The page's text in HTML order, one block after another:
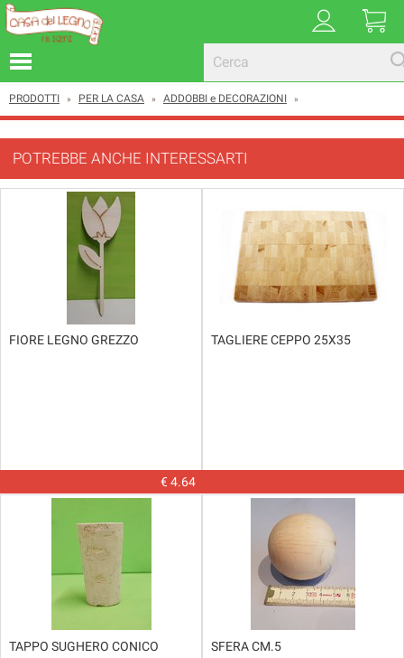
PRODOTTI » PER LA CASA » ADDOBBI e DECORAZIONI »
POTREBBE ANCHE INTERESSARTI
FIORE LEGNO GREZZO
€ 4.64
TAGLIERE CEPPO 25X35
TAPPO SUGHERO CONICO SFERA CM.5